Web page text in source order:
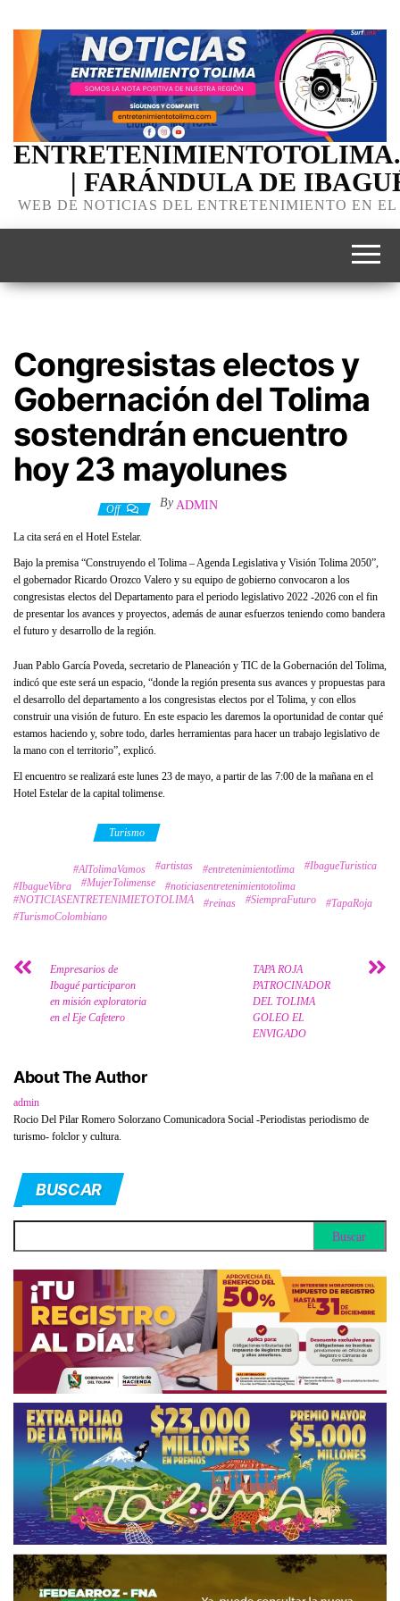
| FARÁNDULA DE
WEB DE NOTICIAS DEL ENTRETENIMIENTO EN
Congresistas electos y
Gobernación del Tolima
sostendrán encuentro
hoy 23 mayolunes
Off By ADMIN
La cita será en el Hotel Estelar.
Bajo la premisa “Construyendo el Tolima – Agenda Legislativa y Visión Tolima 2050”,
el gobernador Ricardo Orozco Valero y su equipo de gobierno convocaron a los
congresistas electos del Departamento para el periodo legislativo 2022 -2026 con el fin
de presentar los avances y proyectos, además de aunar esfuerzos teniendo como bandera
el futuro y desarrollo de la región.
Juan Pablo García Poveda, secretario de Planeación y TIC de la Gobernación del Tolima,
indicó que este será un espacio, “donde la región presenta sus avances y propuestas para
el desarrollo del departamento a los congresistas electos por el Tolima, y con ellos
construir una visión de futuro. En este espacio les daremos la oportunidad de contar qué
estamos haciendo y, sobre todo, darles herramientas para hacer un trabajo legislativo de
la mano con el territorio”, explicó.
El encuentro se realizará este lunes 23 de mayo, a partir de las 7:00 de la mañana en el
Hotel Estelar de la capital tolimense.
Turismo
#AlTolimaVamos #artistas #entretenimientotlima
#IbagueTuristica
#IbagueVibra
#MujerTolimense
#noticiasentretenimientotolima
#NOTICIASENTRETENIMIETOTOLIMA
#reinas #SiempraFuturo
#TapaRoja
#TurismoColombiano
Empresarios de
Ibagué participaron
en misión exploratoria
en el Eje Cafetero
TAPA ROJA
PATROCINADOR
DEL TOLIMA
GOLEO EL
ENVIGADO
About The Author
admin
Rocio Del Pilar Romero Solorzano Comunicadora Social -Periodistas periodismo de
turismo- folclor y cultura.
BUSCAR